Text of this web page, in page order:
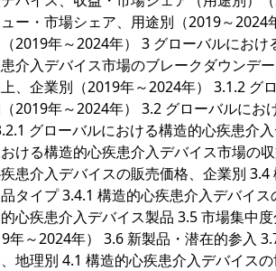
ー・市場シェア、用途別（2019～
2019年～2024年） 3 グローバルにお
介入デバイス市場のブレークダウンデ
、企業別（2019年～2024年） 3.1.2 グ
2019年～2024年） 3.2 グローバルに
グローバルにおける構造的心疾患介
ける構造的心疾患介入デバイス市場の
患介入デバイスの販売価格、企業別
タイプ 3.4.1 構造的心疾患介入デバイ
心疾患介入デバイス製品 3.5 市場集中
年～2024年） 3.6 新製品・潜在的参入
地理別 4.1 構造的心疾患介入デバイス